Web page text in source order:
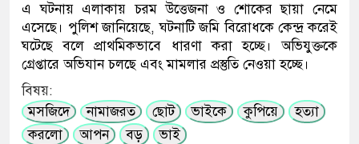
এ ঘটনায় এলাকায় চরম উত্তেজনা ও শোকের ছায়া নেমে
এসেছে। পুলিশ জানিয়েছে, ঘটনাটি জমি বিরোধকে কেন্দ্র করেই
ঘটেছে বলে প্রাথমিকভাবে ধারণা করা হচ্ছে। অভিযুক্তকে
গ্রেপ্তারে অভিযান চলছে এবং মামলার প্রস্তুতি নেওয়া হচ্ছে।
বিষয়:
মসজিদে
নামাজরত ছোট ভাইকে কুপিয়ে
হত্যা
করলো
আপন বড় ভাই